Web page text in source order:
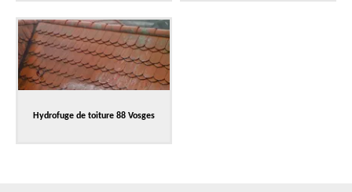
Hydrofuge de toiture 88 Vosges